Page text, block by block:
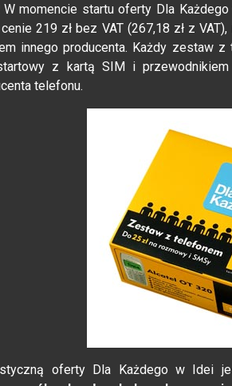
W momencie startu oferty Dla
219 zł bez VAT (267,18 zł z
innego producenta. Każdy zestaw
z kartą SIM i
telefonu.
oferty Dla Każdego w Idei